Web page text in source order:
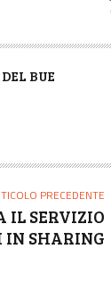
BUE
PRECEDENTE
IL SERVIZIO
IN SHARING